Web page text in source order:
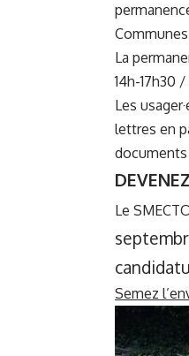
La
14h-17h30
Les
lettres en
Le
Semez